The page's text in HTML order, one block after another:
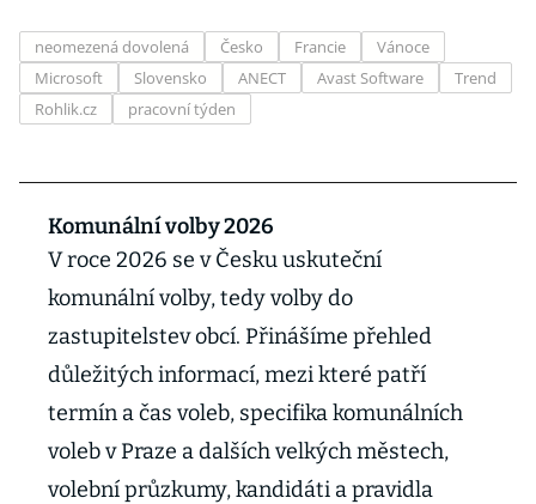
neomezená dovolená Česko Francie
Vánoce
Microsoft
Slovensko ANECT Avast Software
Trend
Rohlik.cz
pracovní týden
Komunální volby 2026
V roce 2026 se v Česku uskuteční
komunální volby, tedy volby do
zastupitelstev obcí. Přinášíme přehled
důležitých informací, mezi které patří
termín a čas voleb, specifika komunálních
voleb v Praze a dalších velkých městech,
volební průzkumy, kandidáti a pravidla